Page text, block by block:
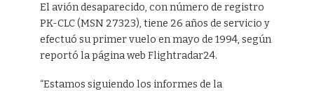
El avión desaparecido, con número de registro
PK-CLC (MSN 27323), tiene 26 años de servicio y
efectuó su primer vuelo en mayo de 1994, según
reportó la página web Flightradar24.
“Estamos siguiendo los informes de la